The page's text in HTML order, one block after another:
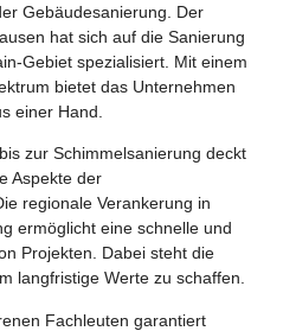
Gebäudesanierung. Der
hat sich auf die Sanierung
Gebiet spezialisiert. Mit einem
bietet das Unternehmen
einer Hand.
bis zur Schimmelsanierung deckt
Aspekte der
regionale Verankerung in
ermöglicht eine schnelle und
Projekten. Dabei steht die
langfristige Werte zu schaffen.
Fachleuten garantiert